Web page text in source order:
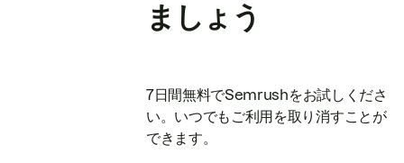
ましょう
7日間無料でSemrushをお試しくださ
い。いつでもご利用を取り消すことが
できます。